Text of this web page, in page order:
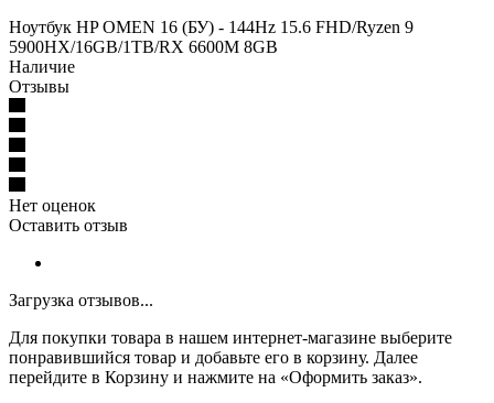
Ноутбук HP OMEN 16 (БУ) - 144Hz 15.6 FHD/Ryzen 9
5900HX/16GB/1TB/RX 6600M 8GB
Наличие
Отзывы
Нет оценок
Оставить отзыв
Загрузка отзывов...
Для покупки товара в нашем интернет-магазине выберите
понравившийся товар и добавьте его в корзину. Далее
перейдите в Корзину и нажмите на «Оформить заказ».